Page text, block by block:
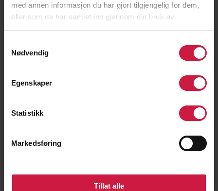
med annen informasjon du har gjort tilgjengelig for dem,
eller som de har samlet inn gjennom din bruk av
tjenestene deres.
Nødvendig
Egenskaper
Statistikk
Markedsføring
Tillat alle
av en ikke-kommersiell stiftelse, der alle
økonomiske midler går til utvikling av
tilbudet.
gjennom godt samspill mellom lek og
basistrening vektlegges mest, men vi tilbyr
også mulighet for hospitering hos NTG.
Les
NTG:Riktig og balansert spesialisering
sikres gjennom tett samarbeid mellom